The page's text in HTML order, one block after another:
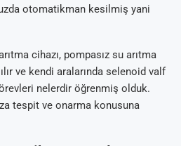
otomatikman kesilmiş yani
cihazı, pompasız su arıtma
ve kendi aralarında selenoid valf
nelerdir öğrenmiş olduk.
tespit ve onarma konusuna